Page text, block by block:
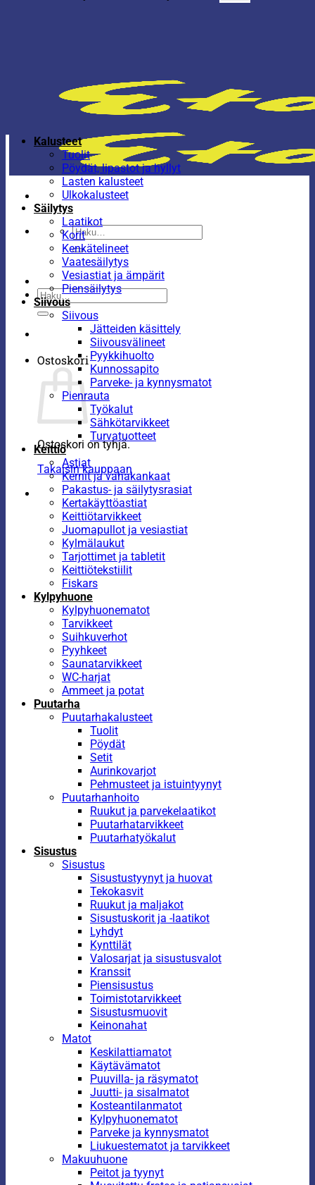
Etsi:
Etsi:
Ostoskori
Ostoskori on tyhjä.
Takaisin kauppaan
Kalusteet
Tuolit
Pöydät, lipastot ja hyllyt
Lasten kalusteet
Ulkokalusteet
Säilytys
Laatikot
Korit
Kenkätelineet
Vaatesäilytys
Vesiastiat ja ämpärit
Piensäilytys
Siivous
Siivous
Jätteiden käsittely
Siivousvälineet
Pyykkihuolto
Kunnossapito
Parveke- ja kynnysmatot
Pienrauta
Työkalut
Sähkötarvikkeet
Turvatuotteet
Keittiö
Astiat
Kernit ja vahakankaat
Pakastus- ja säilytysrasiat
Kertakäyttöastiat
Keittiötarvikkeet
Juomapullot ja vesiastiat
Kylmälaukut
Tarjottimet ja tabletit
Keittiötekstiilit
Fiskars
Kylpyhuone
Kylpyhuonematot
Tarvikkeet
Suihkuverhot
Pyyhkeet
Saunatarvikkeet
WC-harjat
Ammeet ja potat
Puutarha
Puutarhakalusteet
Tuolit
Pöydät
Setit
Aurinkovarjot
Pehmusteet ja istuintyynyt
Puutarhanhoito
Ruukut ja parvekelaatikot
Puutarhatarvikkeet
Puutarhatyökalut
Sisustus
Sisustus
Sisustustyynyt ja huovat
Tekokasvit
Ruukut ja maljakot
Sisustuskorit ja -laatikot
Lyhdyt
Kynttilät
Valosarjat ja sisustusvalot
Kranssit
Piensisustus
Toimistotarvikkeet
Sisustusmuovit
Keinonahat
Matot
Keskilattiamatot
Käytävämatot
Puuvilla- ja räsymatot
Juutti- ja sisalmatot
Kosteantilanmatot
Kylpyhuonematot
Parveke ja kynnysmatot
Liukuestematot ja tarvikkeet
Makuuhuone
Peitot ja tyynyt